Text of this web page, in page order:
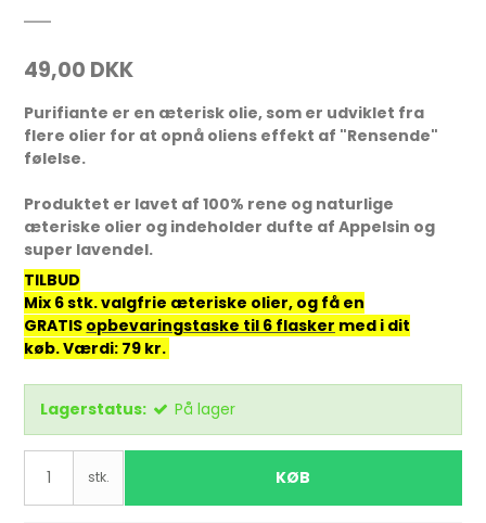
49,00 DKK
Purifiante er en æterisk olie, som er udviklet fra
flere olier for at opnå oliens effekt af "Rensende"
følelse.
Produktet er lavet af 100% rene og naturlige
æteriske olier og indeholder dufte af Appelsin og
super lavendel.
TILBUD
Mix 6 stk. valgfrie æteriske olier, og få en
GRATIS opbevaringstaske til 6 flasker med i dit
køb. Værdi: 79 kr.
Lagerstatus: På lager
stk. KØB